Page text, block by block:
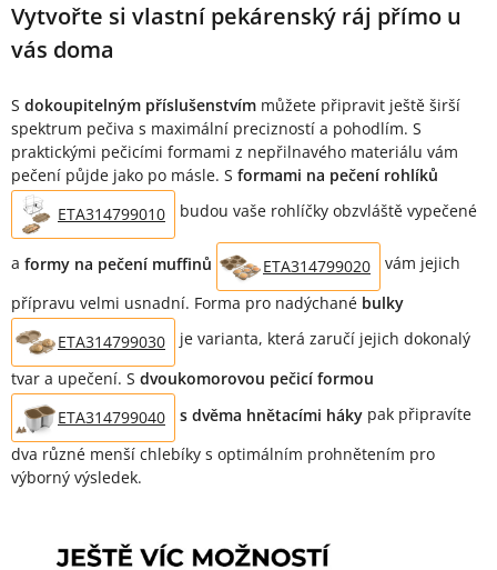
Vytvořte si vlastní pekárenský ráj přímo u
vás doma
S dokoupitelným příslušenstvím můžete připravit ještě širší
spektrum pečiva s maximální precizností a pohodlím. S
praktickými pečicími formami z nepřilnavého materiálu vám
pečení půjde jako po másle. S formami na pečení rohlíků
ETA314799010
budou vaše rohlíčky obzvláště vypečené
a formy na pečení muffinů ETA314799020
vám jejich
přípravu velmi usnadní. Forma pro nadýchané bulky
ETA314799030
je varianta, která zaručí jejich dokonalý
tvar a upečení. S dvoukomorovou pečicí formou
ETA314799040
s dvěma hnětacími háky pak připravíte
dva různé menší chlebíky s optimálním prohnětením pro
výborný výsledek.